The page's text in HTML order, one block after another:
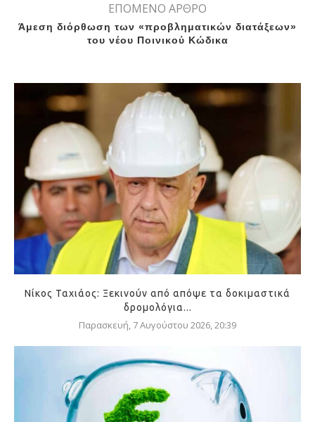
ΕΠΟΜΕΝΟ ΑΡΘΡΟ
Άμεση διόρθωση των «προβληματικών διατάξεων»
του νέου Ποινικού Κώδικα
Νίκος Ταχιάος: Ξεκινούν από απόψε τα δοκιμαστικά
δρομολόγια...
Παρασκευή, 7 Αυγούστου 2026, 20:39